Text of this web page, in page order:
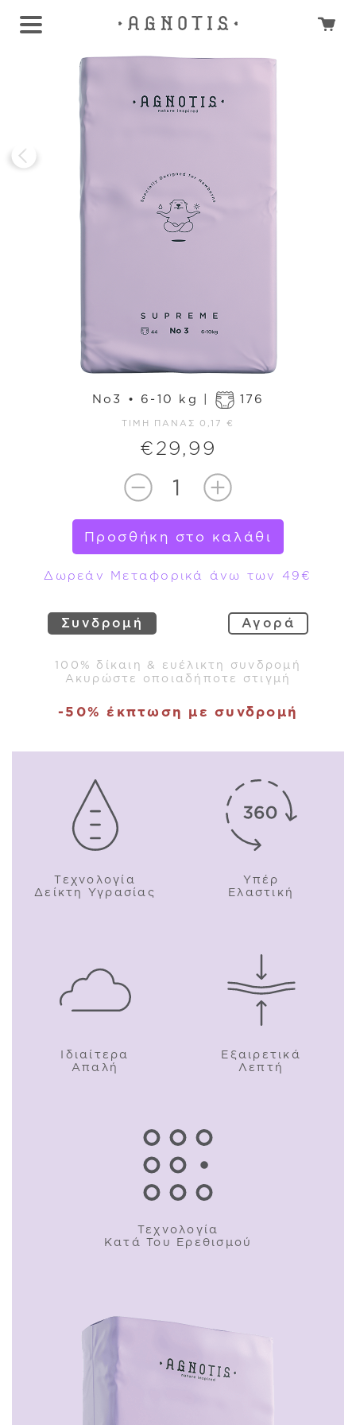
No3 • 6-10 kg | 176
ΤΙΜΉ ΠΆΝΑΣ 0,17 €
€29,99
Προσθήκη στο καλάθι
Δωρεάν Μεταφορικά άνω των 49€
Συνδρομή Αγορά
100% δίκαιη & ευέλικτη συνδρομή
Ακυρώστε οποιαδήποτε στιγμή
-50% έκπτωση με συνδρομή
Τεχνολογία
Δείκτη Υγρασίας
Υπέρ
Ελαστική
Ιδιαίτερα
Απαλή
Εξαιρετικά
Λεπτή
Τεχνολογία
Κατά Του Ερεθισμού